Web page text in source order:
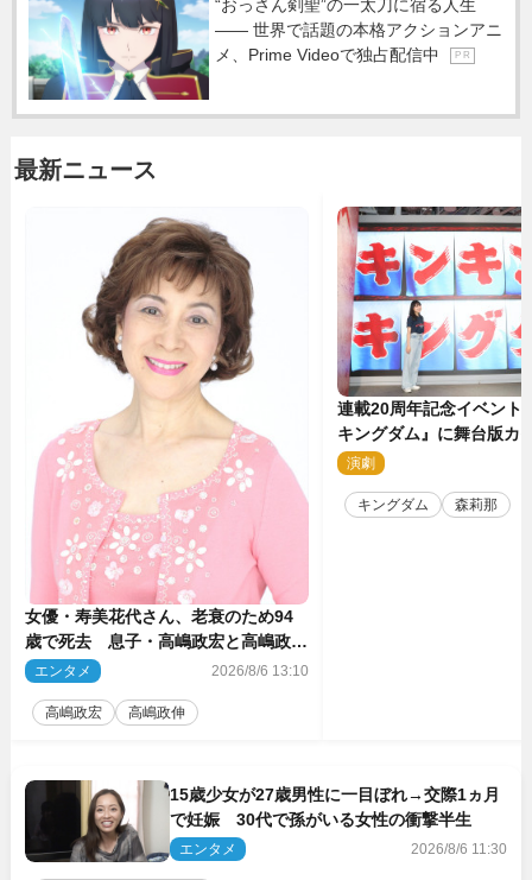
“おっさん剣聖”の一太刀に宿る人生
―― 世界で話題の本格アクションアニ
メ、Prime Videoで独占配信中
P R
最新ニュース
女優・寿美花代さん、老衰のため94
歳で死去 息子・高嶋政宏と高嶋政伸
がコメント「いつもユーモアを忘れな
エンタメ 2026/8/6 13:10
高嶋政宏 高嶋政伸
連載20周年記念イベント
キングダム』に舞台版カ
那が潜入！【密着レポー
演劇
キングダム 森莉那
15歳少女が27歳男性に一目ぼれ→交際1ヵ月
で妊娠 30代で孫がいる女性の衝撃半生
エンタメ 2026/8/6 11:30